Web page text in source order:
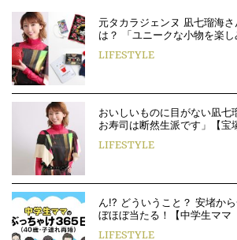
元タカラジェンヌ 凪七瑠海
は？ 「ユニークな小物を楽
LIFESTYLE
おいしいものに目がない凪七
お寿司は断然生派です」【宝
LIFESTYLE
ん!? どういうこと？ 安堵か
ぼほぼ当たる！【中学生ママ
LIFESTYLE